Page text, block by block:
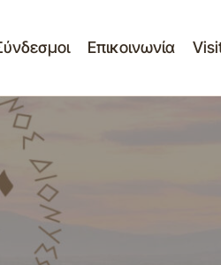
Επικοινωνία